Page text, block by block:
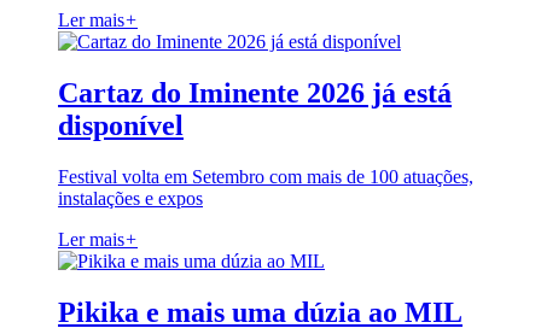
Ler mais+
Cartaz do Iminente 2026 já está
disponível
Festival volta em Setembro com mais de 100 atuações,
instalações e expos
Ler mais+
Pikika e mais uma dúzia ao MIL